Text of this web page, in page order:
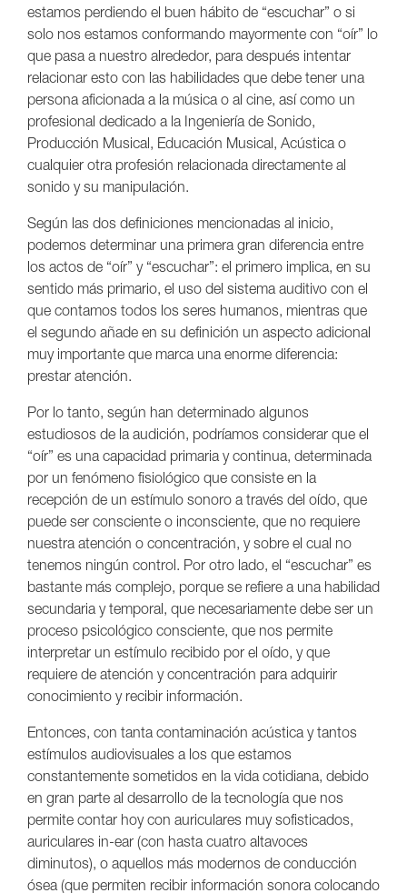
estamos perdiendo el buen hábito de “escuchar” o si
solo nos estamos conformando mayormente con “oír” lo
que pasa a nuestro alrededor, para después intentar
relacionar esto con las habilidades que debe tener una
persona aficionada a la música o al cine, así como un
profesional dedicado a la Ingeniería de Sonido,
Producción Musical, Educación Musical, Acústica o
cualquier otra profesión relacionada directamente al
sonido y su manipulación.
Según las dos definiciones mencionadas al inicio,
podemos determinar una primera gran diferencia entre
los actos de “oír” y “escuchar”: el primero implica, en su
sentido más primario, el uso del sistema auditivo con el
que contamos todos los seres humanos, mientras que
el segundo añade en su definición un aspecto adicional
muy importante que marca una enorme diferencia:
prestar atención.
Por lo tanto, según han determinado algunos
estudiosos de la audición, podríamos considerar que el
“oír” es una capacidad primaria y continua, determinada
por un fenómeno fisiológico que consiste en la
recepción de un estímulo sonoro a través del oído, que
puede ser consciente o inconsciente, que no requiere
nuestra atención o concentración, y sobre el cual no
tenemos ningún control. Por otro lado, el “escuchar” es
bastante más complejo, porque se refiere a una habilidad
secundaria y temporal, que necesariamente debe ser un
proceso psicológico consciente, que nos permite
interpretar un estímulo recibido por el oído, y que
requiere de atención y concentración para adquirir
conocimiento y recibir información.
Entonces, con tanta contaminación acústica y tantos
estímulos audiovisuales a los que estamos
constantemente sometidos en la vida cotidiana, debido
en gran parte al desarrollo de la tecnología que nos
permite contar hoy con auriculares muy sofisticados,
auriculares in-ear (con hasta cuatro altavoces
diminutos), o aquellos más modernos de conducción
ósea (que permiten recibir información sonora colocando